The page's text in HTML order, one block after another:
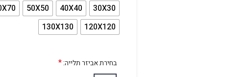
30X30
40X40
50X50
120X120
130X130
בחירת אביזר תלייה:*